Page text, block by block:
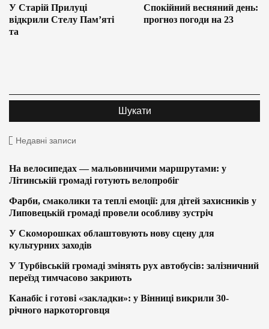
У Старій Прилуці
відкрили Стелу Пам’яті
та
Спокійний весняний день:
прогноз погоди на 23
Недавні записи
На велосипедах — мальовничими маршрутами: у
Літинській громаді готують велопробіг
Фарби, смаколики та теплі емоції: для дітей захисників у
Липовецькій громаді провели особливу зустріч
У Скоморошках облаштовують нову сцену для
культурних заходів
У Турбівській громаді змінять рух автобусів: залізничний
переїзд тимчасово закриють
Канабіс і готові «закладки»: у Вінниці викрили 30-
річного наркоторговця